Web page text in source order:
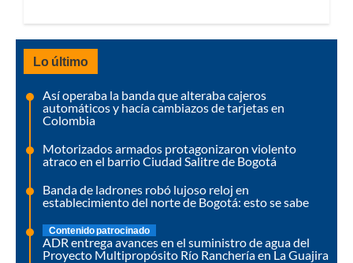
Lo último
Así operaba la banda que alteraba cajeros
automáticos y hacía cambiazos de tarjetas en
Colombia
Motorizados armados protagonizaron violento
atraco en el barrio Ciudad Salitre de Bogotá
Banda de ladrones robó lujoso reloj en
establecimiento del norte de Bogotá: esto se sabe
Contenido patrocinado
ADR entrega avances en el suministro de agua del
Proyecto Multipropósito Río Ranchería en La Guajira